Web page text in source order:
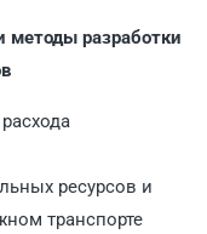
методы разработки
ресурсов и
транспорте